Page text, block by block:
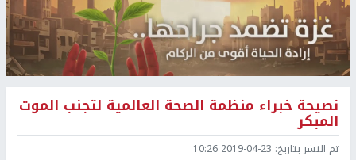
نصيحة خبراء منظمة الصحة العالمية لتجنب الموت
المبكر
تم النشر بتاريخ: 2019-04-23 10:26